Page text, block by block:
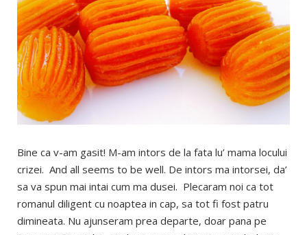
Bine ca v-am gasit! M-am intors de la fata lu’ mama locului
crizei. And all seems to be well. De intors ma intorsei, da’
sa va spun mai intai cum ma dusei. Plecaram noi ca tot
romanul diligent cu noaptea in cap, sa tot fi fost patru
dimineata. Nu ajunseram prea departe, doar pana pe